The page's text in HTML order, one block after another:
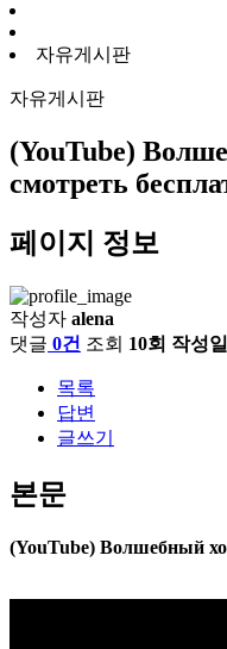
자유게시판
자유게시판
(YouTube)
смотреть
페이지 정보
작성자 alena
댓글 0건 조회 10회 작성일
목록
답변
글쓰기
본문
(YouTube) Волшебный